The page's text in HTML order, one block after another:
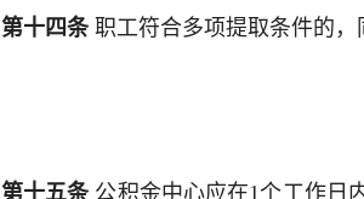
第十四条职工符合多项提取条件的，
第十五条 公积金中心应在1个工作日